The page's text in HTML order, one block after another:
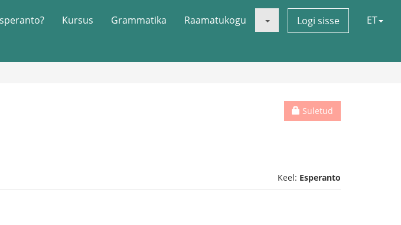
Kursus Grammatika Raamatukogu Logi sisse ET
Suletud
Keel: Esperanto